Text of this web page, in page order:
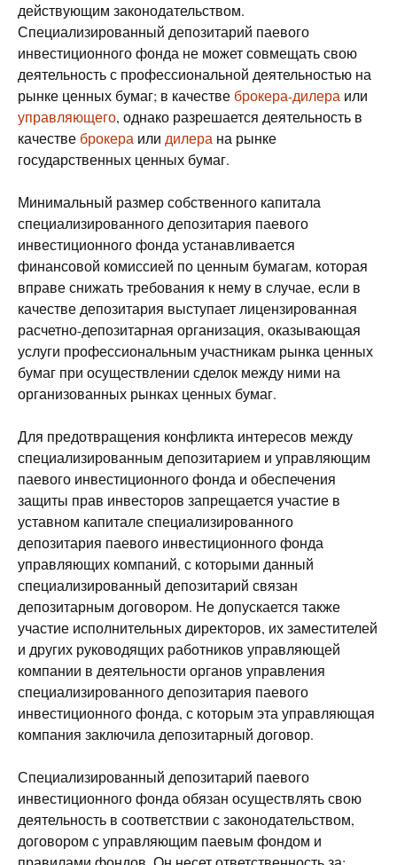
действующим законодательством.
Специализированный депозитарий паевого
инвестиционного фонда не может совмещать свою
деятельность с профессиональной деятельностью на
рынке ценных бумаг; в качестве брокера-дилера или
управляющего, однако разрешается деятельность в
качестве брокера или дилера на рынке
государственных ценных бумаг.
Минимальный размер собственного капитала
специализированного депозитария паевого
инвестиционного фонда устанавливается
финансовой комиссией по ценным бумагам, которая
вправе снижать требования к нему в случае, если в
качестве депозитария выступает лицензированная
расчетно-депозитарная организация, оказывающая
услуги профессиональным участникам рынка ценных
бумаг при осуществлении сделок между ними на
организованных рынках ценных бумаг.
Для предотвращения конфликта интересов между
специализированным депозитарием и управляющим
паевого инвестиционного фонда и обеспечения
защиты прав инвесторов запрещается участие в
уставном капитале специализированного
депозитария паевого инвестиционного фонда
управляющих компаний, с которыми данный
специализированный депозитарий связан
депозитарным договором. Не допускается также
участие исполнительных директоров, их заместителей
и других руководящих работников управляющей
компании в деятельности органов управления
специализированного депозитария паевого
инвестиционного фонда, с которым эта управляющая
компания заключила депозитарный договор.
Специализированный депозитарий паевого
инвестиционного фонда обязан осуществлять свою
деятельность в соответствии с законодательством,
договором с управляющим паевым фондом и